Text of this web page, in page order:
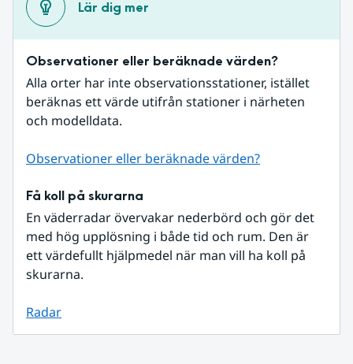
Lär dig mer
Observationer eller beräknade värden?
Alla orter har inte observationsstationer, istället
beräknas ett värde utifrån stationer i närheten
och modelldata.
Observationer eller beräknade värden?
Få koll på skurarna
En väderradar övervakar nederbörd och gör det
med hög upplösning i både tid och rum. Den är
ett värdefullt hjälpmedel när man vill ha koll på
skurarna.
Radar